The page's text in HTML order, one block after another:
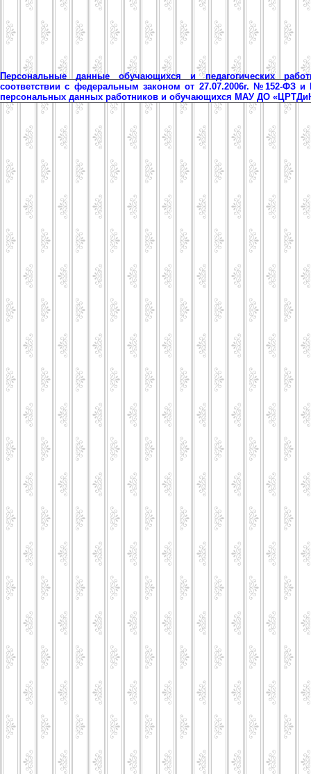
Персональные данные обучающихся и педагогических
соответствии с федеральным законом от 27.07.2006г. №152-ФЗ
персональных данных работников и обучающихся МАУ ДО